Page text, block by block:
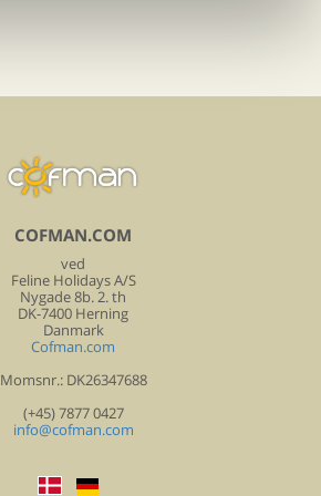
COFMAN.COM
ved
Feline Holidays A/S
Nygade 8b. 2. th
DK-7400 Herning
Danmark
Cofman.com
Momsnr.: DK26347688
(+45) 7877 0427
info@cofman.com